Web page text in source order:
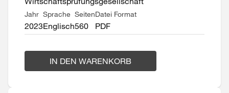
Jahr
2023
Sprache
Englisch
Seiten
560
Datei Format
PDF
IN DEN WARENKORB